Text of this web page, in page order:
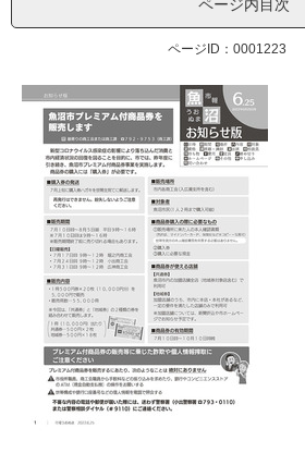
ページ内目次
ページID：0001223